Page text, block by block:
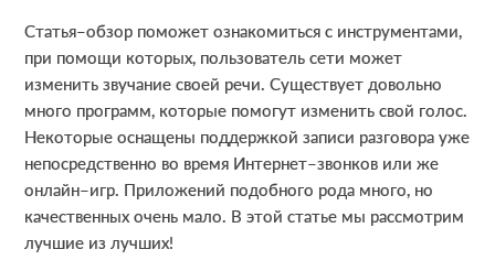
Статья–обзор поможет ознакомиться с инструментами,
при помощи которых, пользователь сети может
изменить звучание своей речи. Существует довольно
много программ, которые помогут изменить свой голос.
Некоторые оснащены поддержкой записи разговора уже
непосредственно во время Интернет–звонков или же
онлайн–игр. Приложений подобного рода много, но
качественных очень мало. В этой статье мы рассмотрим
лучшие из лучших!